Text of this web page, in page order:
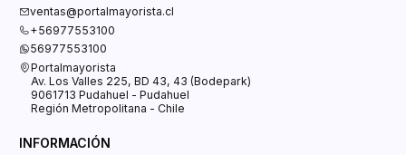
ventas@portalmayorista.cl
+56977553100
56977553100
Portalmayorista
Av. Los Valles 225, BD 43, 43 (Bodepark)
9061713 Pudahuel - Pudahuel
Región Metropolitana - Chile
INFORMACIÓN